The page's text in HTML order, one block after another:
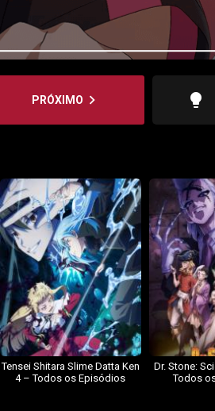
PRÓXIMO navigate_next lightbulb
Tensei Shitara Slime Datta Ken
4 – Todos os Episódios
Dr. Stone:
Todos